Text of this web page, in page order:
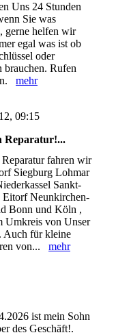
Uns 24 Stunden
Sie was
gerne helfen wir
egal was ist ob
oder
brauchen. Rufen
mehr
09:15
Reparatur!...
fahren wir
Siegburg Lohmar
Sankt-
Eitorf Neunkirchen-
Bonn und Köln ,
Umkreis von Unser
Auch für kleine
von...mehr
ist mein Sohn
des Geschäft!.